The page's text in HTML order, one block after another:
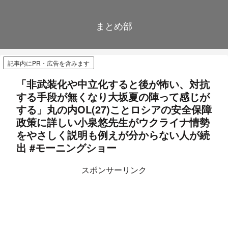
まとめ部
記事内にPR・広告を含みます
「非武装化や中立化すると後が怖い、対抗
する手段が無くなり大坂夏の陣って感じが
する」丸の内OL(27)ことロシアの安全保障
政策に詳しい小泉悠先生がウクライナ情勢
をやさしく説明も例えが分からない人が続
出 #モーニングショー
スポンサーリンク